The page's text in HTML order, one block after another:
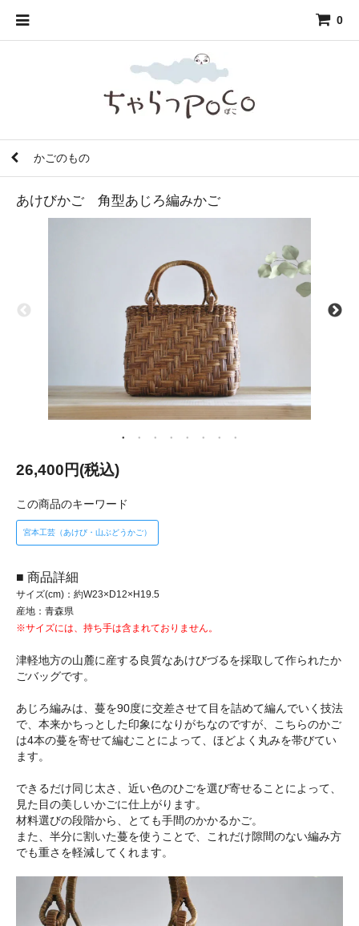
0
かごのもの
あけびかご 角型あじろ編みかご
26,400円(税込)
この商品のキーワード
宮本工芸（あけび・山ぶどうかご）
■ 商品詳細
サイズ(cm)：約W23×D12×H19.5
産地：青森県
※サイズには、持ち手は含まれておりません。
津軽地方の山麓に産する良質なあけびづるを採取して作られたか
ごバッグです。
あじろ編みは、蔓を90度に交差させて目を詰めて編んでいく技法
で、本来かちっとした印象になりがちなのですが、こちらのかご
は4本の蔓を寄せて編むことによって、ほどよく丸みを帯びてい
ます。
できるだけ同じ太さ、近い色のひごを選び寄せることによって、
見た目の美しいかごに仕上がります。
材料選びの段階から、とても手間のかかるかご。
また、半分に割いた蔓を使うことで、これだけ隙間のない編み方
でも重さを軽減してくれます。